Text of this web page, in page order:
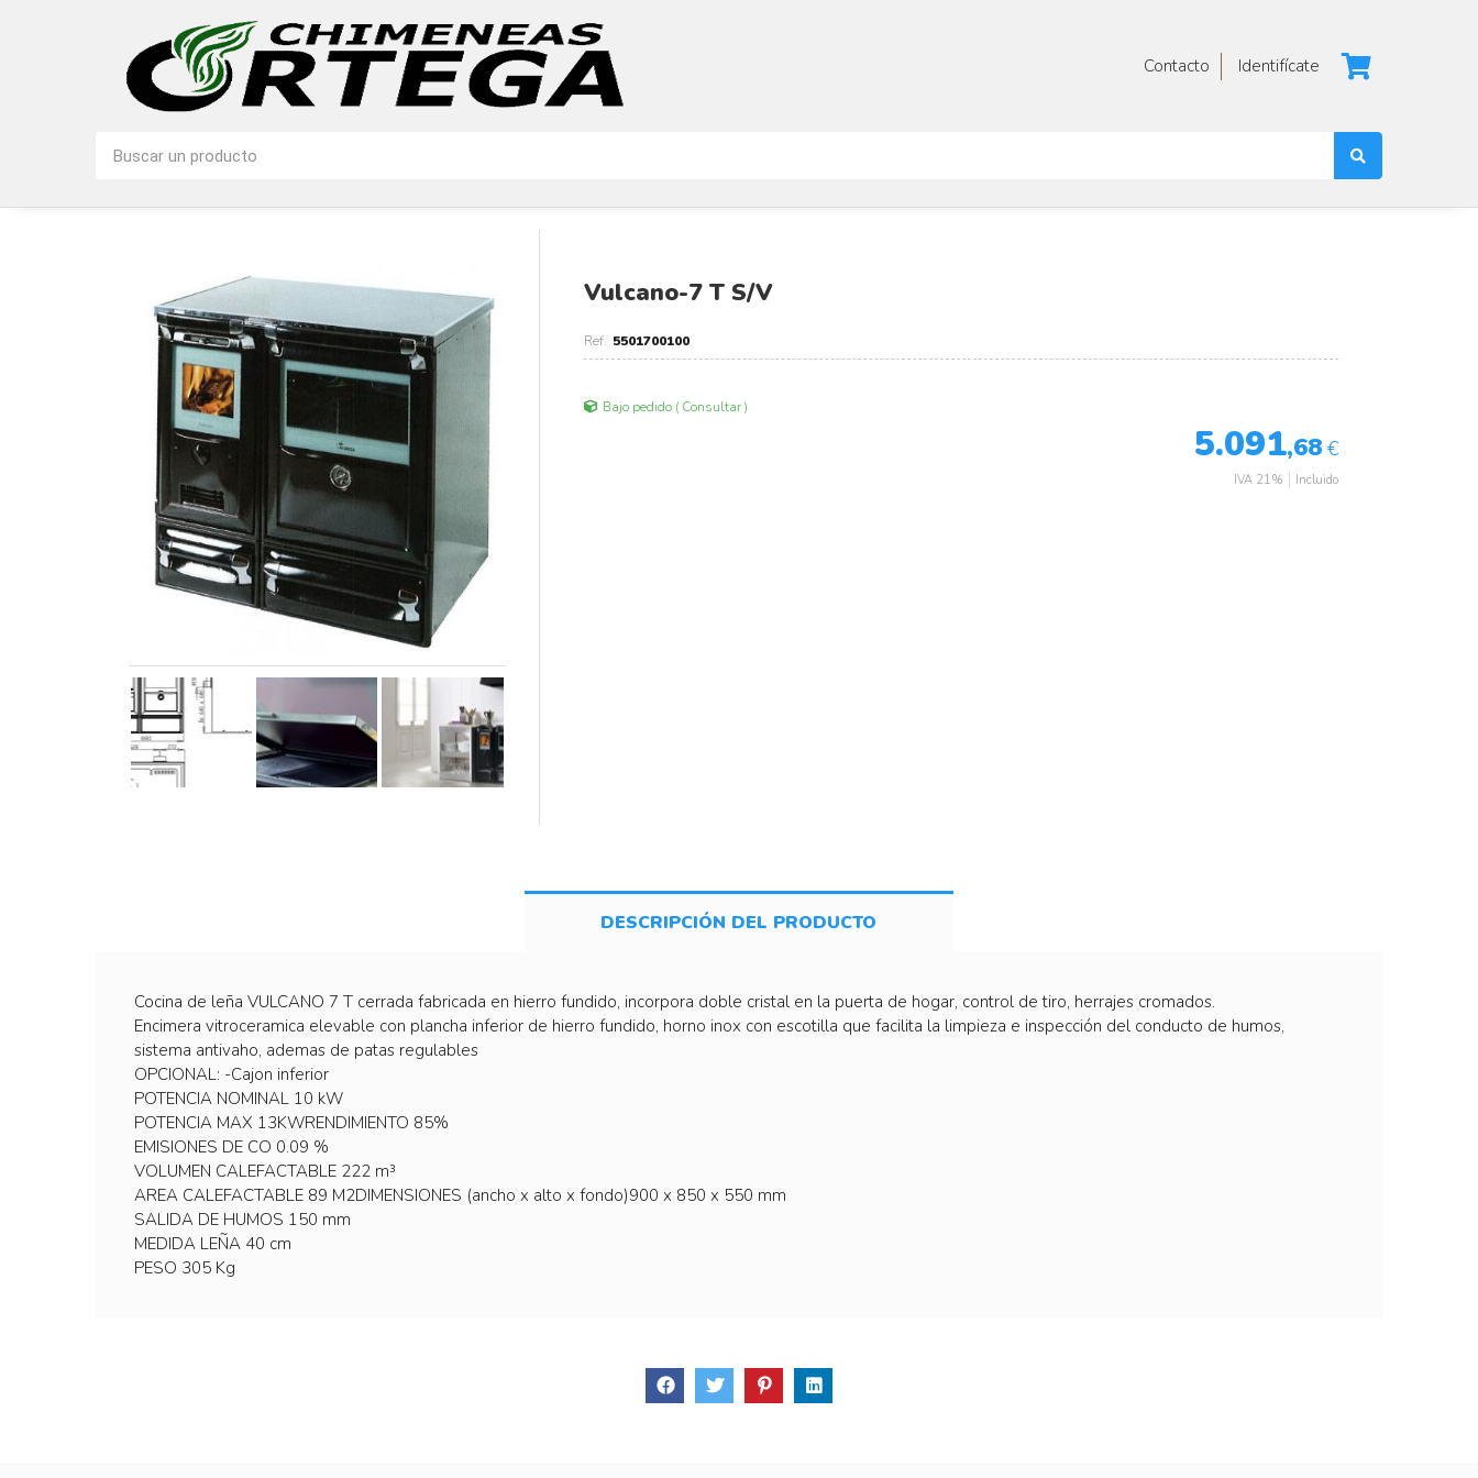
Contacto Identifícate
Vulcano-7 T S/V
5501700100
Bajo pedido ( Consultar )
5.091,68 €
IVA 21% Incluido
DESCRIPCIÓN DEL PRODUCTO
Cocina de leña VULCANO 7 T cerrada fabricada en hierro fundido, incorpora doble cristal en la puerta de hogar, control de tiro, herrajes cromados.
Encimera vitroceramica elevable con plancha inferior de hierro fundido, horno inox con escotilla que facilita la limpieza e inspección del conducto de humos,
sistema antivaho, ademas de patas regulables
OPCIONAL: -Cajon inferior
POTENCIA NOMINAL 10 kW
POTENCIA MAX 13KWRENDIMIENTO 85%
EMISIONES DE CO 0.09 %
VOLUMEN CALEFACTABLE 222 m³
AREA CALEFACTABLE 89 M2DIMENSIONES (ancho x alto x fondo)900 x 850 x 550 mm
SALIDA DE HUMOS 150 mm
MEDIDA LEÑA 40 cm
PESO 305 Kg